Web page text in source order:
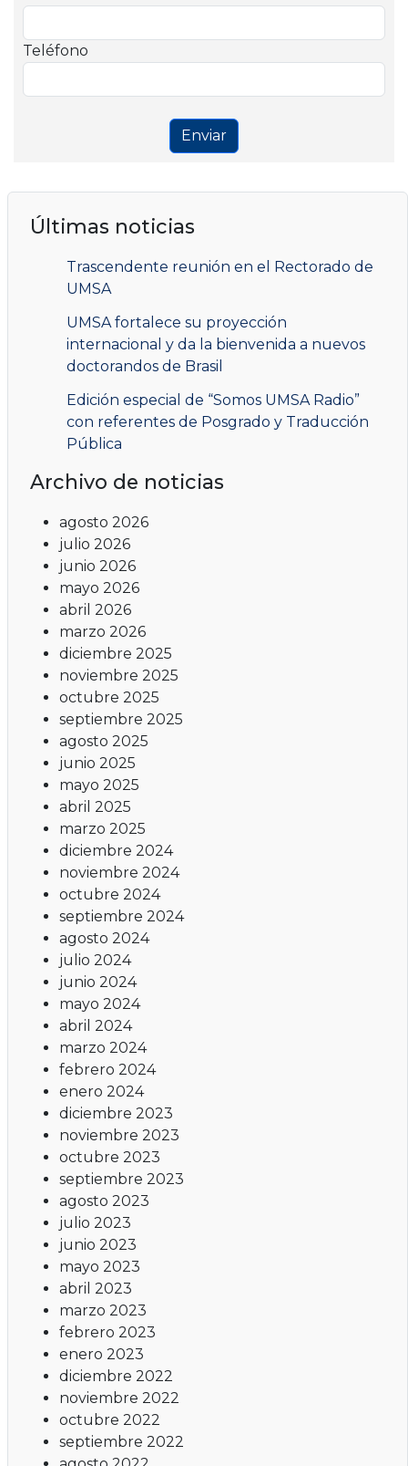
Teléfono
Enviar
Últimas noticias
Trascendente reunión en el Rectorado de
UMSA
UMSA fortalece su proyección
internacional y da la bienvenida a nuevos
doctorandos de Brasil
Edición especial de “Somos UMSA Radio”
con referentes de Posgrado y Traducción
Pública
Archivo de noticias
agosto 2026
julio 2026
junio 2026
mayo 2026
abril 2026
marzo 2026
diciembre 2025
noviembre 2025
octubre 2025
septiembre 2025
agosto 2025
junio 2025
mayo 2025
abril 2025
marzo 2025
diciembre 2024
noviembre 2024
octubre 2024
septiembre 2024
agosto 2024
julio 2024
junio 2024
mayo 2024
abril 2024
marzo 2024
febrero 2024
enero 2024
diciembre 2023
noviembre 2023
octubre 2023
septiembre 2023
agosto 2023
julio 2023
junio 2023
mayo 2023
abril 2023
marzo 2023
febrero 2023
enero 2023
diciembre 2022
noviembre 2022
octubre 2022
septiembre 2022